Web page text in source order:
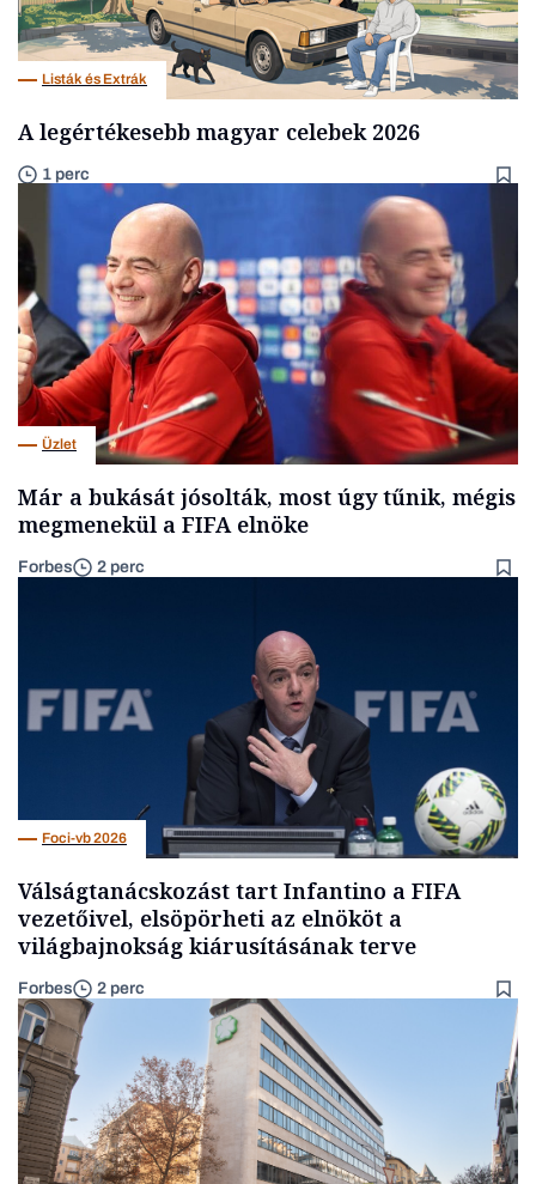
Listák és Extrák
A legértékesebb magyar celebek 2026
1 perc
Üzlet
Már a bukását jósolták, most úgy tűnik, mégis
megmenekül a FIFA elnöke
Forbes 2 perc
Foci-vb 2026
Válságtanácskozást tart Infantino a FIFA
vezetőivel, elsöpörheti az elnököt a
világbajnokság kiárusításának terve
Forbes 2 perc